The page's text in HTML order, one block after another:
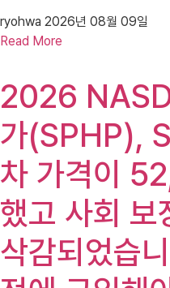
ryohwa 2026년 08월 09일
Read More
2026
가(SPHP),
차 가격이
했고 사회
삭감되었습